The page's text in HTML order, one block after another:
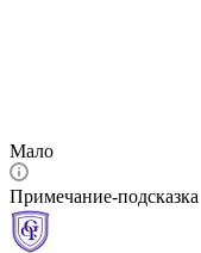
Мало
Примечание-подсказка